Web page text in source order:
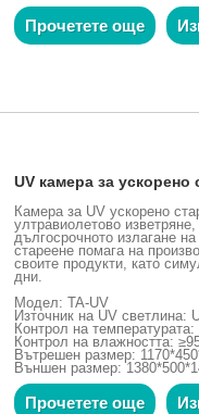
Прочетете още
UV камера за ускорено
Камера за UV ускорено
ултравиолетово
дългосрочното излагане
стареене помага на
своите продукти, като
дни.
Модел: TA-UV
Източник на UV светлина:
Контрол на температурата:
Контрол на влажността:
Вътрешен размер:
Външен размер:
Прочетете още